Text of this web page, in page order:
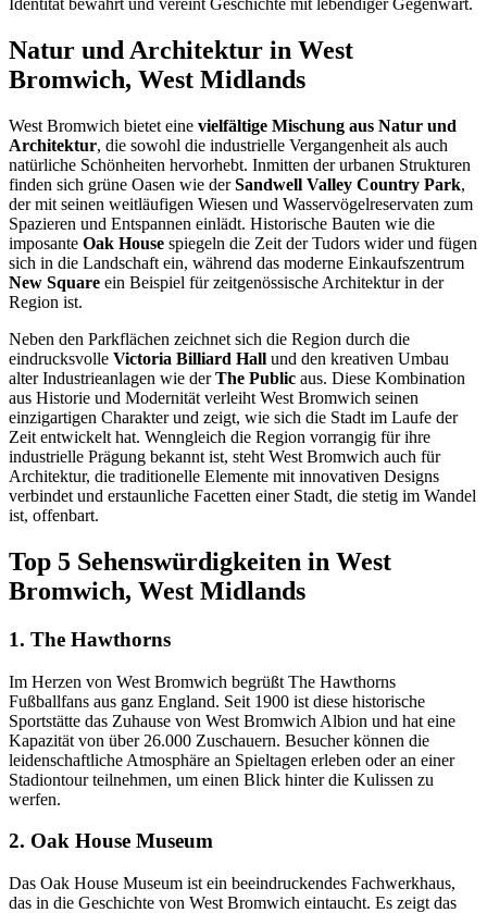
Identität bewahrt und vereint Geschichte mit lebendiger Gegenwart.
Natur und Architektur in West
Bromwich, West Midlands
West Bromwich bietet eine vielfältige Mischung aus Natur und
Architektur, die sowohl die industrielle Vergangenheit als auch
natürliche Schönheiten hervorhebt. Inmitten der urbanen Strukturen
finden sich grüne Oasen wie derSandwell Valley Country Park,
der mit seinen weitläufigen Wiesen und Wasservögelreservaten zum
Spazieren und Entspannen einlädt. Historische Bauten wie die
imposante Oak House spiegeln die Zeit der Tudors wider und fügen
sich in die Landschaft ein, während das moderne Einkaufszentrum
New Square ein Beispiel für zeitgenössische Architektur in der
Region ist.
Neben den Parkflächen zeichnet sich die Region durch die
eindrucksvolle Victoria Billiard Hall und den kreativen Umbau
alter Industrieanlagen wie derThe Public aus. Diese Kombination
aus Historie und Modernität verleiht West Bromwich seinen
einzigartigen Charakter und zeigt, wie sich die Stadt im Laufe der
Zeit entwickelt hat. Wenngleich die Region vorrangig für ihre
industrielle Prägung bekannt ist, steht West Bromwich auch für
Architektur, die traditionelle Elemente mit innovativen Designs
verbindet und erstaunliche Facetten einer Stadt, die stetig im Wandel
ist, offenbart.
Top 5 Sehenswürdigkeiten in West
Bromwich, West Midlands
1. The Hawthorns
Im Herzen von West Bromwich begrüßt The Hawthorns
Fußballfans aus ganz England. Seit 1900 ist diese historische
Sportstätte das Zuhause von West Bromwich Albion und hat eine
Kapazität von über 26.000 Zuschauern. Besucher können die
leidenschaftliche Atmosphäre an Spieltagen erleben oder an einer
Stadiontour teilnehmen, um einen Blick hinter die Kulissen zu
werfen.
2. Oak House Museum
Das Oak House Museum ist ein beeindruckendes Fachwerkhaus,
das in die Geschichte von West Bromwich eintaucht. Es zeigt das